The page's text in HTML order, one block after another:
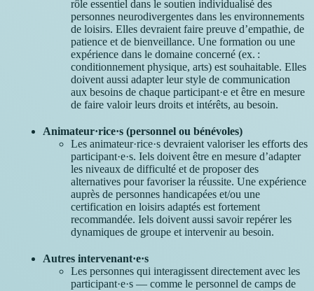
rôle essentiel dans le soutien individualisé des
personnes neurodivergentes dans les environnements
de loisirs. Elles devraient faire preuve d’empathie, de
patience et de bienveillance. Une formation ou une
expérience dans le domaine concerné (ex. :
conditionnement physique, arts) est souhaitable. Elles
doivent aussi adapter leur style de communication
aux besoins de chaque participant·e et être en mesure
de faire valoir leurs droits et intérêts, au besoin.
Animateur·rice·s (personnel ou bénévoles)
Les animateur·rice·s devraient valoriser les efforts des
participant·e·s. Iels doivent être en mesure d’adapter
les niveaux de difficulté et de proposer des
alternatives pour favoriser la réussite. Une expérience
auprès de personnes handicapées et/ou une
certification en loisirs adaptés est fortement
recommandée. Iels doivent aussi savoir repérer les
dynamiques de groupe et intervenir au besoin.
Autres intervenant·e·s
Les personnes qui interagissent directement avec les
participant·e·s — comme le personnel de camps de